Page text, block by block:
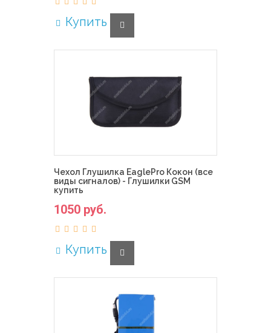
Купить
Чехол Глушилка EaglePro Кокон (все
виды сигналов) - Глушилки GSM
купить
1050 руб.
Купить